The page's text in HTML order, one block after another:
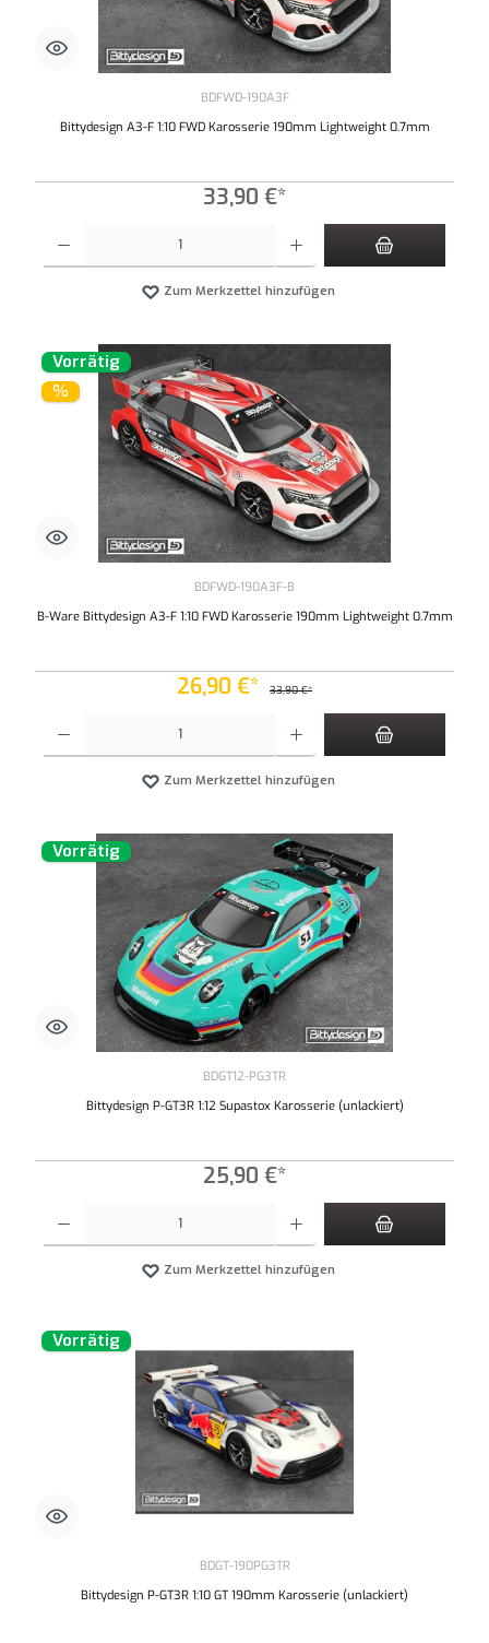
BDFWD-190A3F
Bittydesign A3-F 1:10 FWD Karosserie 190mm Lightweight 0.7mm
33,90 €*
Zum Merkzettel hinzufügen
Vorrätig
%
BDFWD-190A3F-B
B-Ware Bittydesign A3-F 1:10 FWD Karosserie 190mm Lightweight 0.7mm
26,90 €* 33,90 €*
Zum Merkzettel hinzufügen
Vorrätig
BDGT12-PG3TR
Bittydesign P-GT3R 1:12 Supastox Karosserie (unlackiert)
25,90 €*
Zum Merkzettel hinzufügen
Vorrätig
BDGT-190PG3TR
Bittydesign P-GT3R 1:10 GT 190mm Karosserie (unlackiert)